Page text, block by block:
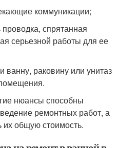
коммуникации;
спрятанная
серьезной работы для ее
раковину или унитаз
нюансы способны
ремонтных работ, а
их общую стоимость.